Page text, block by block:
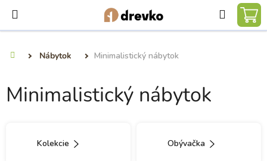
obsah
Hľadať
Nábytok Minimalistický nábytok
Minimalistický nábytok
Kolekcie Obývačka